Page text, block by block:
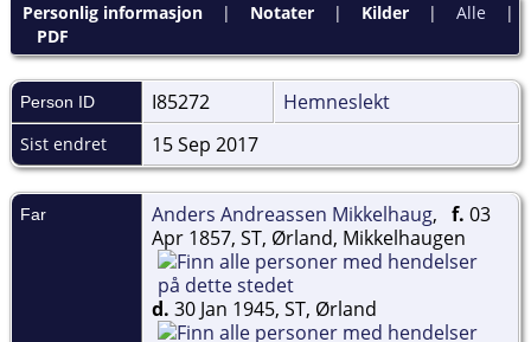
Personlig informasjon| Notater| Kilder| Alle |
PDF
Person ID I85272 Hemneslekt
Sist endret 15 Sep 2017
Far Anders Andreassen Mikkelhaug, f. 03
Apr 1857, ST, Ørland, Mikkelhaugen
d. 30 Jan 1945, ST, Ørland